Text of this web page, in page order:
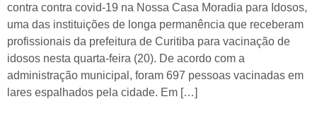
contra contra covid-19 na Nossa Casa Moradia para Idosos,
uma das instituições de longa permanência que receberam
profissionais da prefeitura de Curitiba para vacinação de
idosos nesta quarta-feira (20). De acordo com a
administração municipal, foram 697 pessoas vacinadas em
lares espalhados pela cidade. Em […]